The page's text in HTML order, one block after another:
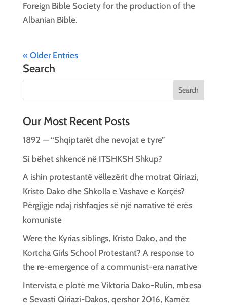
Foreign Bible Society for the production of the
Albanian Bible.
« Older Entries
Search
Our Most Recent Posts
1892 — “Shqiptarët dhe nevojat e tyre”
Si bëhet shkencë në ITSHKSH Shkup?
A ishin protestantë vëllezërit dhe motrat Qiriazi,
Kristo Dako dhe Shkolla e Vashave e Korçës?
Përgjigje ndaj rishfaqjes së një narrative të erës
komuniste
Were the Kyrias siblings, Kristo Dako, and the
Kortcha Girls School Protestant? A response to
the re-emergence of a communist-era narrative
Intervista e plotë me Viktoria Dako-Rulin, mbesa
e Sevasti Qiriazi-Dakos, qershor 2016, Kamëz